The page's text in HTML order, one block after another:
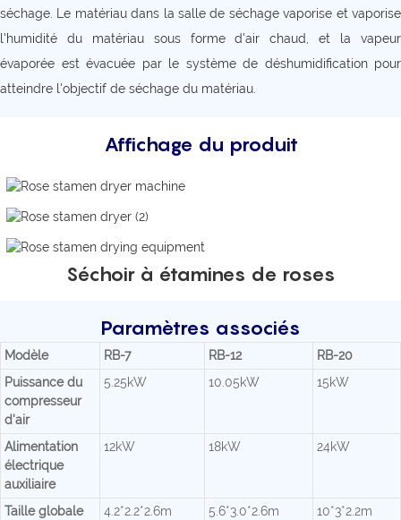
séchage. Le matériau dans la salle de séchage vaporise et vaporise
l'humidité du matériau sous forme d'air chaud, et la vapeur
évaporée est évacuée par le système de déshumidification pour
atteindre l'objectif de séchage du matériau.
Affichage du produit
Séchoir à étamines de roses
Paramètres associés
Modèle RB-7 RB-12
RB-20
Puissance du
compresseur
d'air
5.25kW 10.05kW 15kW
Alimentation
électrique
auxiliaire
12kW 18kW 24kW
Taille globale 4.2*2.2*2.6m 5.6*3.0*2.6m
10*3*2.2m